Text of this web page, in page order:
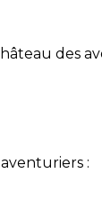
des
: